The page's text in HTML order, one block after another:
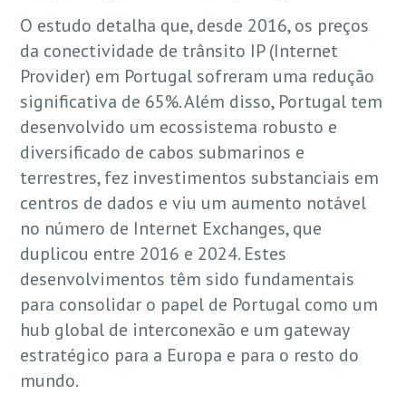
O estudo detalha que, desde 2016, os preços
da conectividade de trânsito IP (Internet
Provider) em Portugal sofreram uma redução
significativa de 65%. Além disso, Portugal tem
desenvolvido um ecossistema robusto e
diversificado de cabos submarinos e
terrestres, fez investimentos substanciais em
centros de dados e viu um aumento notável
no número de Internet Exchanges, que
duplicou entre 2016 e 2024. Estes
desenvolvimentos têm sido fundamentais
para consolidar o papel de Portugal como um
hub global de interconexão e um gateway
estratégico para a Europa e para o resto do
mundo.